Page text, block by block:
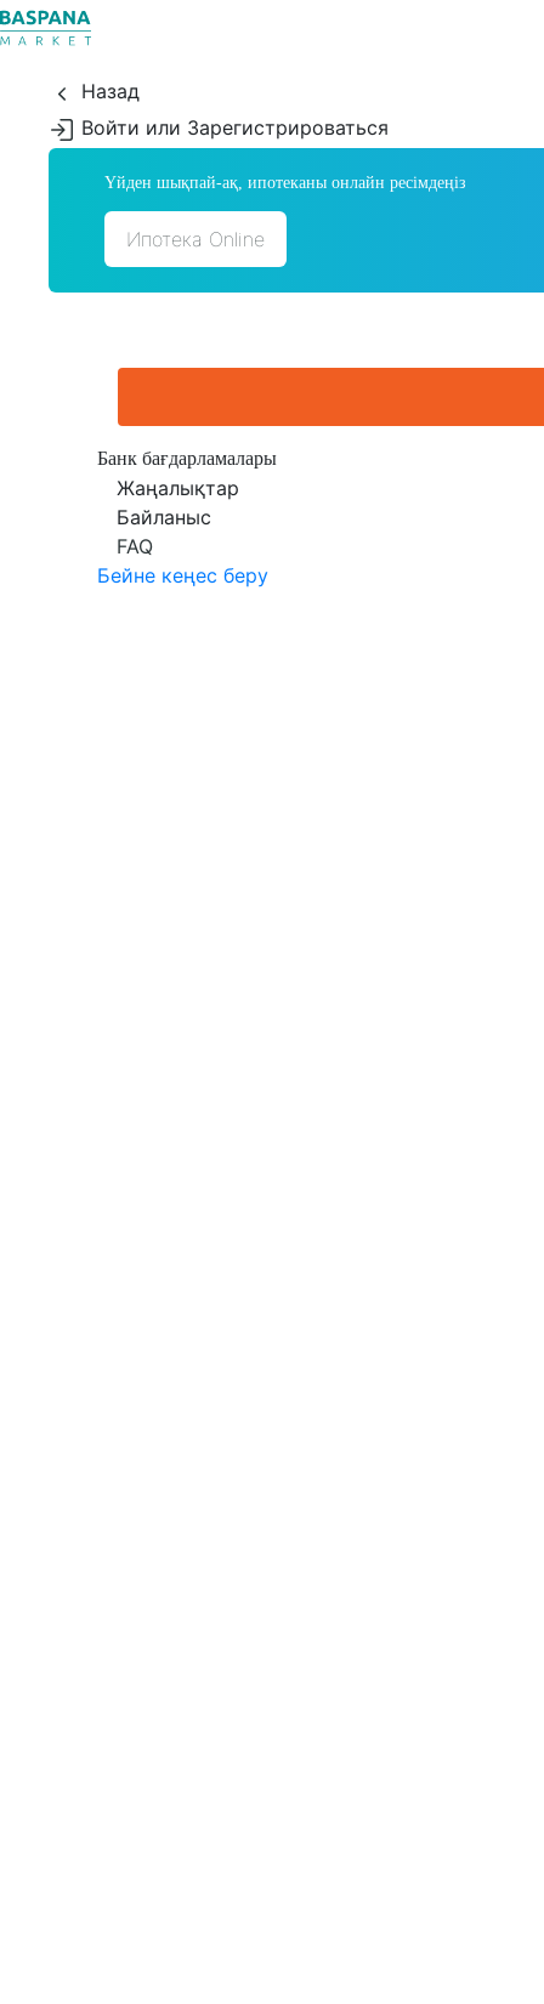
Назад
Войти или Зарегистрироваться
Үйден шықпай-ақ, ипотеканы онлайн ресімдеңіз
Ипотека Online
Банк бағдарламалары
Жаңалықтар
Байланыс
FAQ
Бейне кеңес беру